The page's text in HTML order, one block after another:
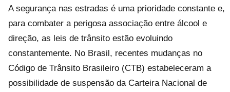
A segurança nas estradas é uma prioridade constante e,
para combater a perigosa associação entre álcool e
direção, as leis de trânsito estão evoluindo
constantemente. No Brasil, recentes mudanças no
Código de Trânsito Brasileiro (CTB) estabeleceram a
possibilidade de suspensão da Carteira Nacional de